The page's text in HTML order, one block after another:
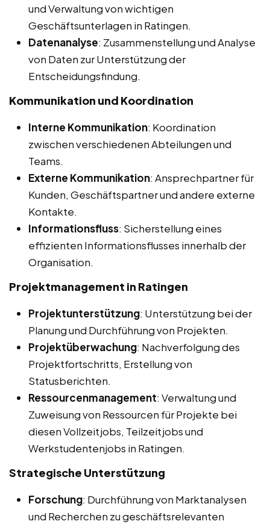
und Verwaltung von wichtigen
Geschäftsunterlagen in Ratingen.
Datenanalyse: Zusammenstellung und Analyse
von Daten zur Unterstützung der
Entscheidungsfindung.
Kommunikation und Koordination
Interne Kommunikation: Koordination
zwischen verschiedenen Abteilungen und
Teams.
Externe Kommunikation: Ansprechpartner für
Kunden, Geschäftspartner und andere externe
Kontakte.
Informationsfluss: Sicherstellung eines
effizienten Informationsflusses innerhalb der
Organisation.
Projektmanagement in Ratingen
Projektunterstützung: Unterstützung bei der
Planung und Durchführung von Projekten.
Projektüberwachung: Nachverfolgung des
Projektfortschritts, Erstellung von
Statusberichten.
Ressourcenmanagement: Verwaltung und
Zuweisung von Ressourcen für Projekte bei
diesen Vollzeitjobs, Teilzeitjobs und
Werkstudentenjobs in Ratingen.
Strategische Unterstützung
Forschung: Durchführung von Marktanalysen
und Recherchen zu geschäftsrelevanten